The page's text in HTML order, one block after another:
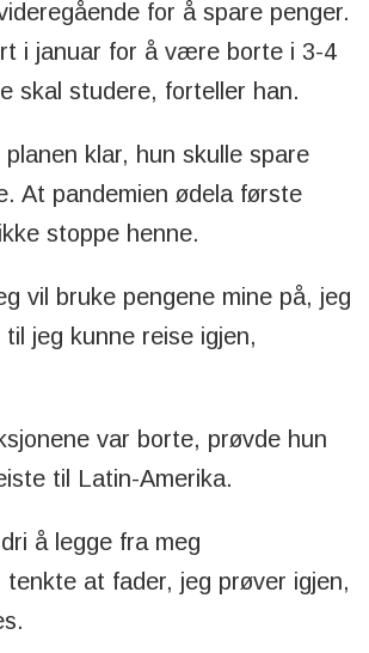
for å spare penger.
i januar for å være borte i 3-4
skal studere, forteller han.
planen klar, hun skulle spare
At pandemien ødela første
stoppe henne.
vil bruke pengene mine på, jeg
jeg kunne reise igjen,
var borte, prøvde hun
til Latin-Amerika.
å legge fra meg
tenkte at fader, jeg prøver igjen,